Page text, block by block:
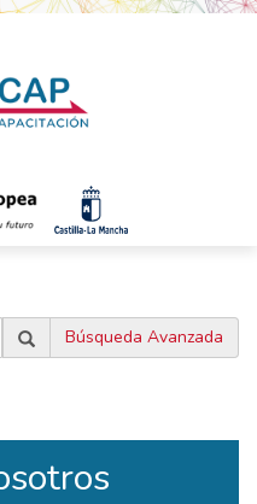
Búsqueda Avanzada